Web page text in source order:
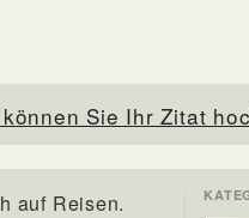
Sie Ihr Zitat
auf Reisen.